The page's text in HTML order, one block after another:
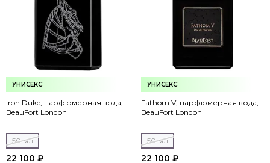
УНИСЕКС
Iron Duke, парфюмерная вода,
BeauFort London
50 мл
22 100 ₽
УНИСЕКС
Fathom V, парфюмерная вода,
BeauFort London
50 мл
22 100 ₽